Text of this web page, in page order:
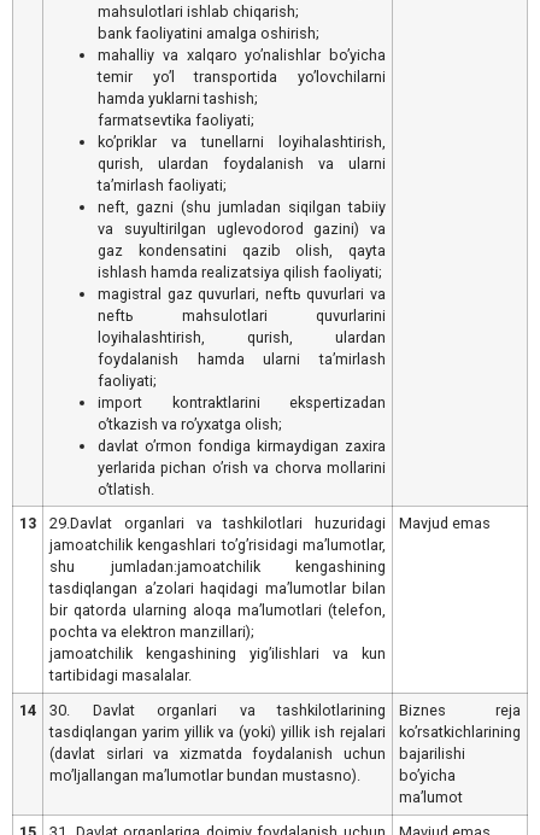
mahsulotlari ishlab chiqarish;
bank faoliyatini amalga oshirish;
mahalliy va xalqaro yoʼnalishlar boʼyicha
temir yoʼl transportida yoʼlovchilarni
hamda yuklarni tashish;
farmatsevtika faoliyati;
koʼpriklar va tunellarni loyihalashtirish,
qurish, ulardan foydalanish va ularni
taʼmirlash faoliyati;
neft, gazni (shu jumladan siqilgan tabiiy
va suyultirilgan uglevodorod gazini) va
gaz kondensatini qazib olish, qayta
ishlash hamda realizatsiya qilish faoliyati;
magistral gaz quvurlari, neftь quvurlari va
neftь mahsulotlari quvurlarini
loyihalashtirish, qurish, ulardan
foydalanish hamda ularni taʼmirlash
faoliyati;
import kontraktlarini ekspertizadan
oʼtkazish va roʼyxatga olish;
davlat oʼrmon fondiga kirmaydigan zaxira
yerlarida pichan oʼrish va chorva mollarini
oʼtlatish.
13
29.Davlat organlari va tashkilotlari huzuridagi
jamoatchilik kengashlari toʼgʼrisidagi maʼlumotlar,
shu jumladan:jamoatchilik kengashining
tasdiqlangan aʼzolari haqidagi maʼlumotlar bilan
bir qatorda ularning aloqa maʼlumotlari (telefon,
pochta va elektron manzillari);
jamoatchilik kengashining yigʼilishlari va kun
tartibidagi masalalar.
Mavjud emas
14
30. Davlat organlari va tashkilotlarining
tasdiqlangan yarim yillik va (yoki) yillik ish rejalari
(davlat sirlari va xizmatda foydalanish uchun
moʼljallangan maʼlumotlar bundan mustasno).
Biznes reja
koʼrsatkichlarining
bajarilishi
boʼyicha
maʼlumot